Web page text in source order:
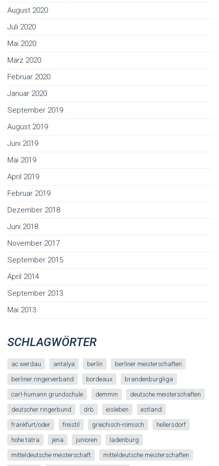
August 2020
Juli 2020
Mai 2020
März 2020
Februar 2020
Januar 2020
September 2019
August 2019
Juni 2019
Mai 2019
April 2019
Februar 2019
Dezember 2018
Juni 2018
November 2017
September 2015
April 2014
September 2013
Mai 2013
SCHLAGWÖRTER
ac werdau antalya berlin berliner meisterschaften
berliner ringerverband bordeaux brandenburgliga
carl-humann grundschule demmin deutsche meisterschaften
deutscher ringerbund drb eisleben estland
frankfurt/oder freistil griechisch-römisch hellersdorf
hohe tatra jena junioren ladenburg
mitteldeutsche meisterschaft mitteldeutsche meisterschaften